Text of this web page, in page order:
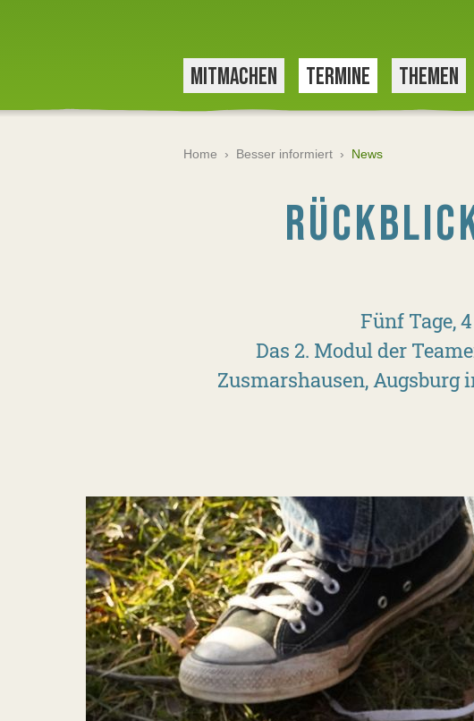
MITMACHEN TERMINE THEMEN
Home › Besser informiert › News
Fünf Tage,
Das 2. Modul der
Zusmarshausen, Augsburg